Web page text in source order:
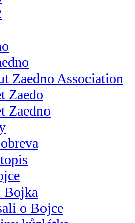
Zaedno Association
Zaedo
Zaedno
o Bojce